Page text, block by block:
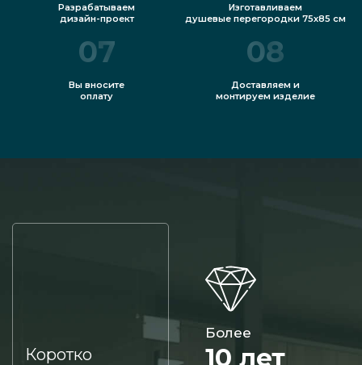
Разрабатываем
дизайн-проект
Изготавливаем
душевые перегородки 75х85 см
07
Вы вносите
оплату
08
Доставляем и
монтируем изделие
Коротко
Более
10 лет